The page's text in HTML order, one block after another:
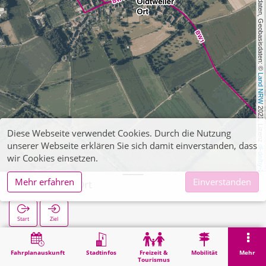
, Kartendaten, Geobasisdaten: ©
Land NRW
2021, Lizenz
dl-de/by-2-0
Fahrplanauskunft Stadtinfos
Freizeit &
Tourismus
Mobilität Mehr
Oidtweiler Ort
Start Ziel
Suche
Diese Webseite verwendet Cookies. Durch die Nutzung
unserer Webseite erklären Sie sich damit einverstanden, dass
wir Cookies einsetzen.
Mehr erfahren
Einverstanden